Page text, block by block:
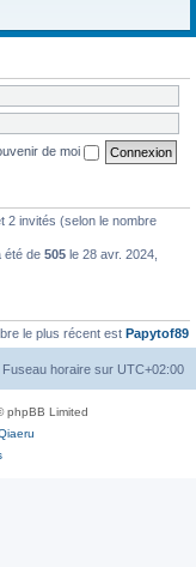
de moi
2 invités (selon le nombre
été de 505 le 28 avr. 2024,
le plus récent est Papytof89
Fuseau horaire sur UTC+02:00
phpBB Limited